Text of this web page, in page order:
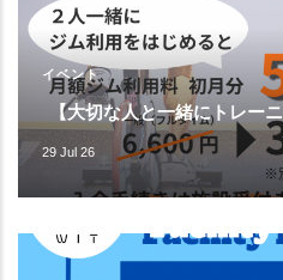
イベント
【大切な人と一緒にトレー
29 Jul 26